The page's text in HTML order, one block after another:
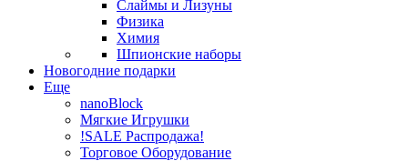
Слаймы и Лизуны
Физика
Химия
Шпионские наборы
Новогодние подарки
Еще
nanoBlock
Мягкие Игрушки
!SALE Распродажа!
Торговое Оборудование